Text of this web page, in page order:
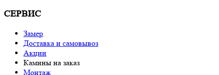
СЕРВИС
Замер
Доставка и самовывоз
Акции
Камины на заказ
Монтаж